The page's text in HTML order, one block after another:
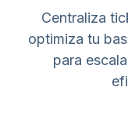
Centraliza
optimiza tu
para